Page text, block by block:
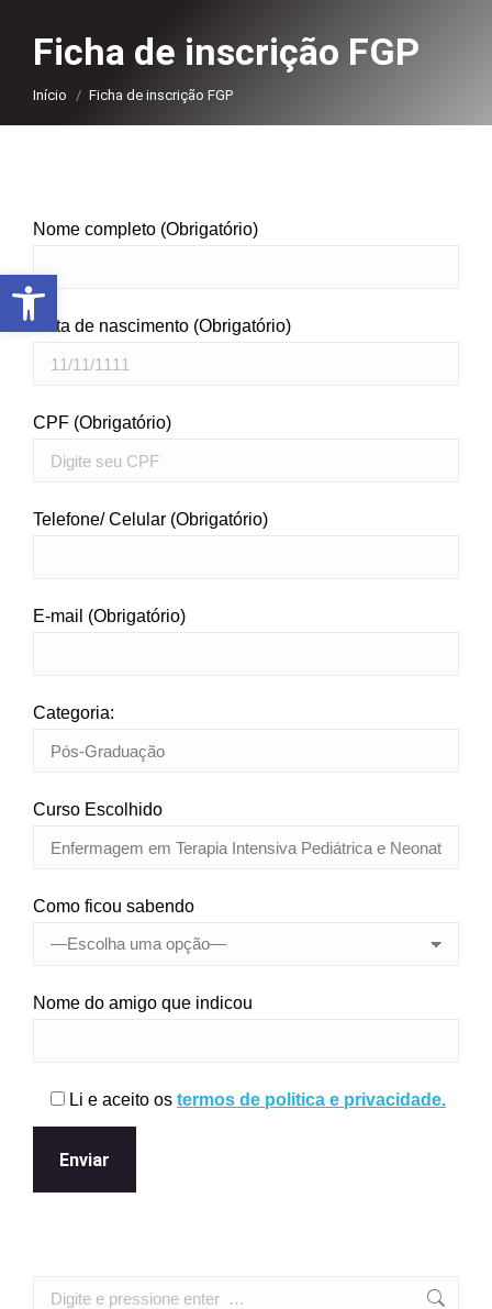
Ficha de inscrição FGP
Você está aqui:
Início Ficha de inscrição FGP
Nome completo (Obrigatório)
Data de nascimento (Obrigatório)
CPF (Obrigatório)
Telefone/ Celular (Obrigatório)
E-mail (Obrigatório)
Categoria:
Curso Escolhido
Como ficou sabendo
Nome do amigo que indicou
Li e aceito os termos de politica e privacidade.
Search:
Abrir a barra de ferramentas